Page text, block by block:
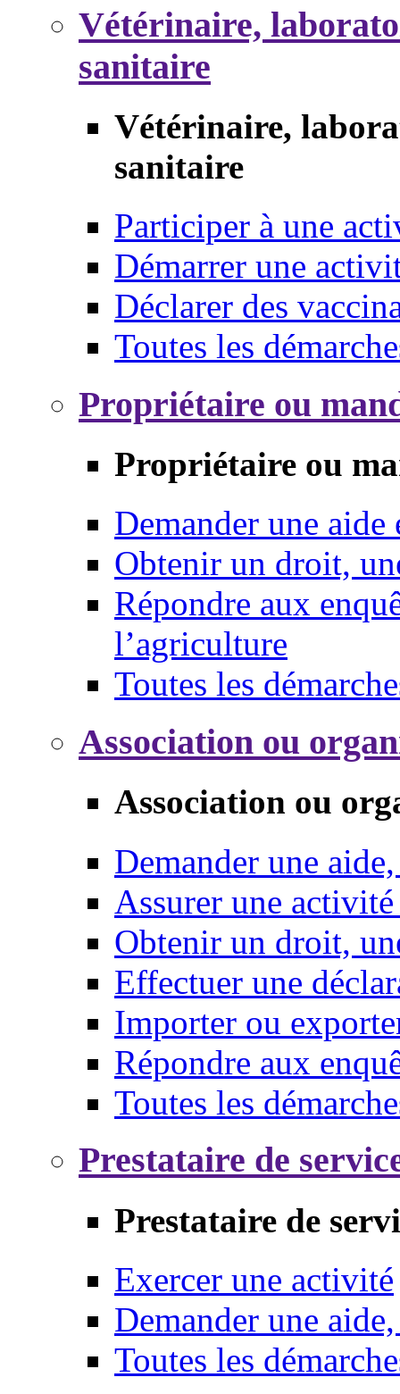
Vétérinaire,
sanitaire
Vétérinaire,
sanitaire
Participer à une
Démarrer une
Déclarer des
Toutes les
Propriétaire ou
Propriétaire ou
Demander une aide
Obtenir un droit,
Répondre aux
l’agriculture
Toutes les
Association ou
Association ou
Demander une
Assurer une
Obtenir un droit,
Effectuer une
Importer ou
Répondre aux
Toutes les
Prestataire de
Prestataire de
Exercer une activité
Demander une
Toutes les